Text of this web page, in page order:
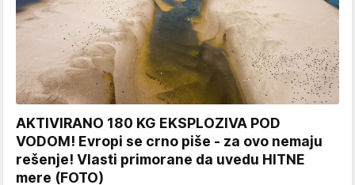
AKTIVIRANO 180 KG EKSPLOZIVA POD
VODOM! Evropi se crno piše - za ovo nemaju
rešenje! Vlasti primorane da uvedu HITNE
mere (FOTO)